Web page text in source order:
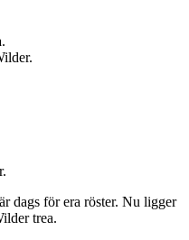
dags för era röster. Nu ligger
trea.